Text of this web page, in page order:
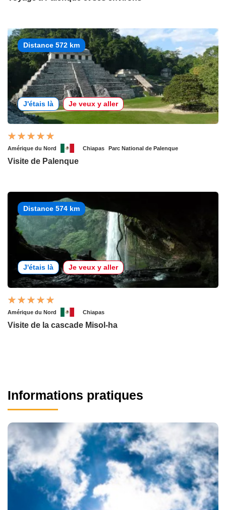
Distance 572 km
J'étais là Je veux y aller
Amérique du Nord Chiapas Parc National de Palenque
Visite de Palenque
Distance 574 km
J'étais là Je veux y aller
Amérique du Nord Chiapas
Visite de la cascade Misol-ha
Informations pratiques